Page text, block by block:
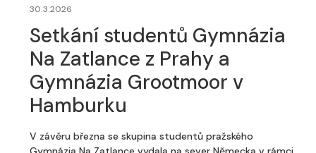
30.3.2026
Setkání studentů Gymnázia
Na Zatlance z Prahy a
Gymnázia Grootmoor v
Hamburku
V závěru března se skupina studentů pražského